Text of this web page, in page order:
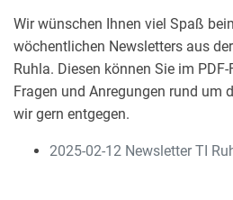
Wir wünschen Ihnen viel Spaß
wöchentlichen Newsletters aus
Ruhla. Diesen können Sie im
Fragen und Anregungen rund um
wir gern entgegen.
2025-02-12 Newsletter TI